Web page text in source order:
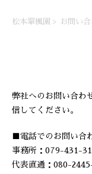
松本翠楓園 > お問い
弊社へのお問い合わ
信してください。
■電話でのお問い合
事務所：079-431-
代表直通：080-